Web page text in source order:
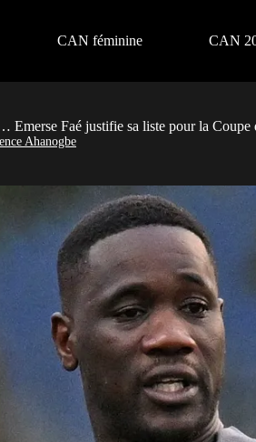
CAN féminine CAN
Emerse Faé justifie sa liste pour la Coupe
Ahanogbe